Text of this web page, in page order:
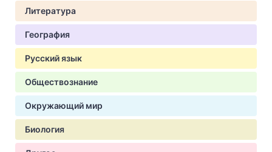
Литература
География
Русский язык
Обществознание
Окружающий мир
Биология